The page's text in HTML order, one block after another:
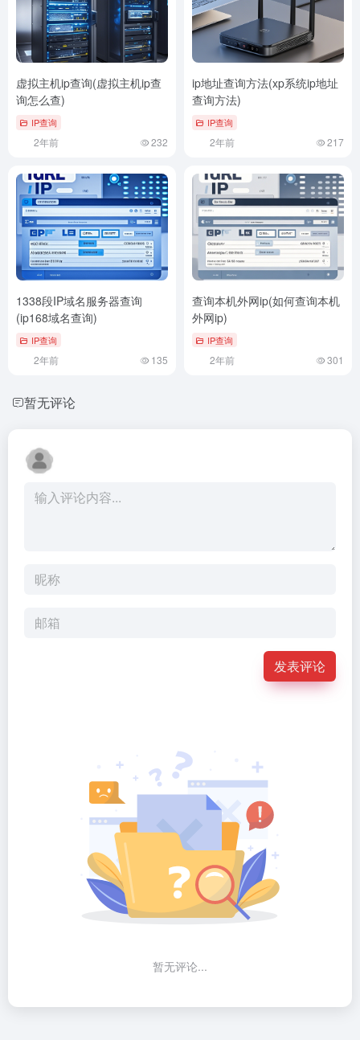
虚拟主机ip查询(虚拟主机ip查
询怎么查)
IP查询
2年前 232
ip地址查询方法(xp系统ip地址
查询方法)
IP查询
2年前 217
1338段IP域名服务器查询
(ip168域名查询)
IP查询
2年前 135
查询本机外网ip(如何查询本机
外网ip)
IP查询
2年前 301
暂无评论
发表评论
暂无评论...